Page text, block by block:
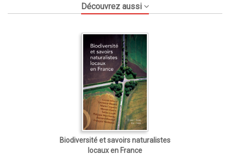
Découvrez aussi
Biodiversité et savoirs naturalistes
locaux en France